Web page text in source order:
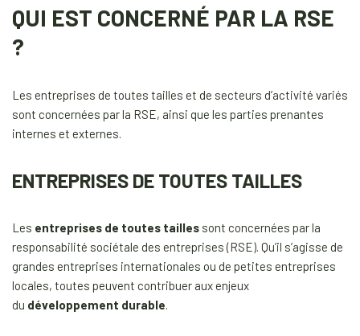
QUI EST CONCERNÉ PAR LA RSE
?
Les entreprises de toutes tailles et de secteurs d’activité variés
sont concernées par la RSE, ainsi que les parties prenantes
internes et externes.
ENTREPRISES DE TOUTES TAILLES
Les entreprises de toutes tailles sont concernées par la
responsabilité sociétale des entreprises (RSE). Qu’il s’agisse de
grandes entreprises internationales ou de petites entreprises
locales, toutes peuvent contribuer aux enjeux
du développement durable.